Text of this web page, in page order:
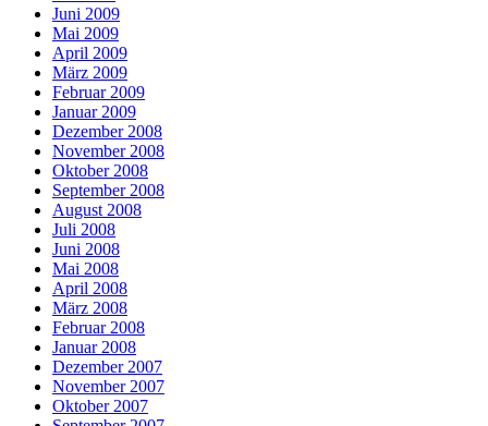
Juni 2009
Mai 2009
April 2009
März 2009
Februar 2009
Januar 2009
Dezember 2008
November 2008
Oktober 2008
September 2008
August 2008
Juli 2008
Juni 2008
Mai 2008
April 2008
März 2008
Februar 2008
Januar 2008
Dezember 2007
November 2007
Oktober 2007